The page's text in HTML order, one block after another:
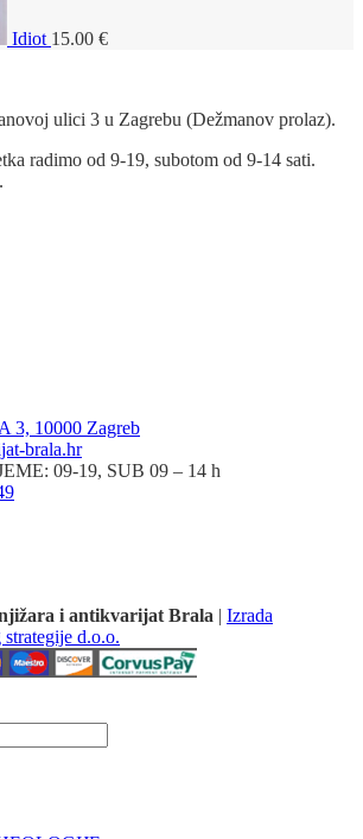
Idiot 15.00 €
ulici 3 u Zagrebu (Dežmanov prolaz).
radimo od 9-19, subotom od 9-14 sati.
3, 10000 Zagreb
brala.hr
09-19, SUB 09 – 14 h
i antikvarijat Brala | Izrada
d.o.o.